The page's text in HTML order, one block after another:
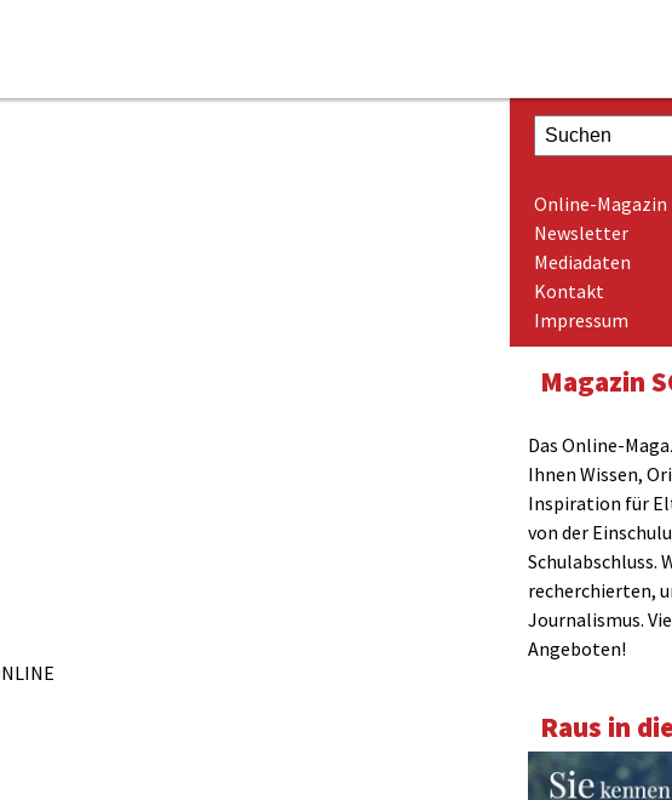
Online-Magazin
Newsletter
Mediadaten
Kontakt
Impressum
Magazin
Das Online-
Ihnen Wissen,
Inspiration für
von der
Schulabschluss.
recherchierten,
Journalismus.
Angeboten!
Raus in